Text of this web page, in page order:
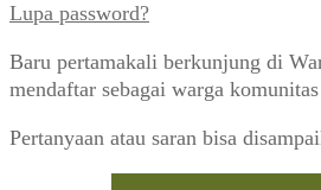
Lupa password?
Baru pertamakali berkunjung di
mendaftar sebagai warga komunitas
Pertanyaan atau saran bisa